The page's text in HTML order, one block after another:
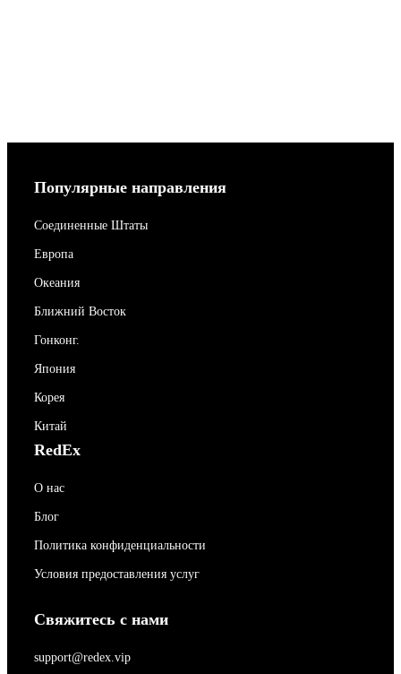
Популярные направления
Соединенные Штаты
Европа
Океания
Ближний Восток
Гонконг.
Япония
Корея
Китай
RedEx
О нас
Блог
Политика конфиденциальности
Условия предоставления услуг
Свяжитесь с нами
support@redex.vip